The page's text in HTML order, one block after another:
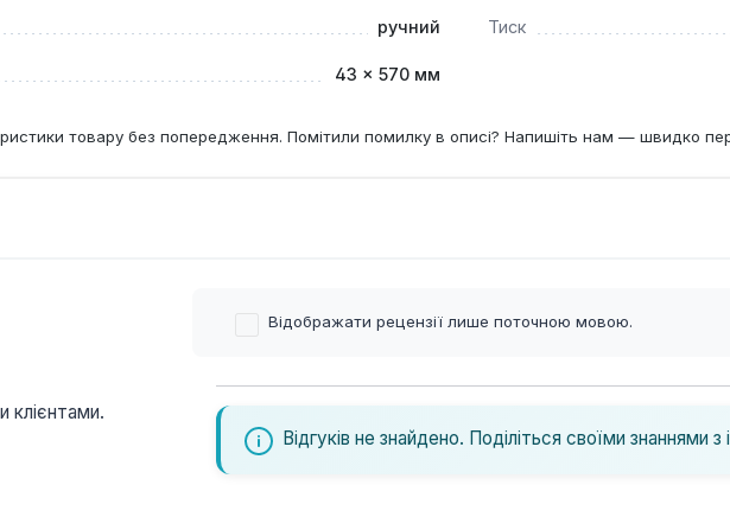
ручний Тиск
43 × 570 мм
товару без попередження. Помітили помилку в описі? Напишіть нам — швидко
клієнтами.
Відображати рецензії лише поточною мовою.
Відгуків не знайдено. Поділіться своїми знаннями з